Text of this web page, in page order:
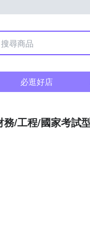
必逛好店
務/工程/國家考試